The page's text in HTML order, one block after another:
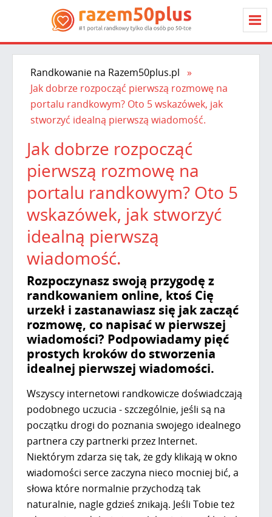
Randkowanie na Razem50plus.pl
Jak dobrze rozpocząć pierwszą rozmowę na
portalu randkowym? Oto 5 wskazówek, jak
stworzyć idealną pierwszą wiadomość.
Jak dobrze rozpocząć
pierwszą rozmowę na
portalu randkowym? Oto 5
wskazówek, jak stworzyć
idealną pierwszą
wiadomość.
Rozpoczynasz swoją przygodę z
randkowaniem online, ktoś Cię
urzekł i zastanawiasz się jak zacząć
rozmowę, co napisać w pierwszej
wiadomości? Podpowiadamy pięć
prostych kroków do stworzenia
idealnej pierwszej wiadomości.
Wszyscy internetowi randkowicze doświadczają
podobnego uczucia - szczególnie, jeśli są na
początku drogi do poznania swojego idealnego
partnera czy partnerki przez Internet.
Niektórym zdarza się tak, że gdy klikają w okno
wiadomości serce zaczyna nieco mocniej bić, a
słowa które normalnie przychodzą tak
naturalnie, nagle gdzieś znikają. Jeśli Tobie też